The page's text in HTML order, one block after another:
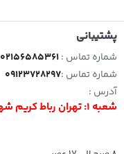
پشتیبانی
شماره تماس :02156585361
شماره تماس :09123728297
آدرس :
شعبه 1: تهران رباط کریم شهرک زواره ای